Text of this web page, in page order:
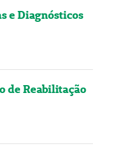
e Diagnósticos
de Reabilitação